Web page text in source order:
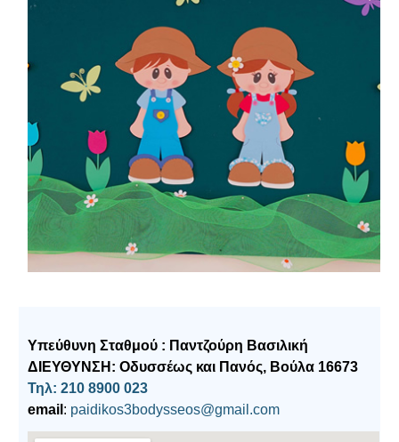
Υπεύθυνη Σταθμού : Παντζούρη Βασιλική
ΔΙΕΥΘΥΝΣΗ: Οδυσσέως και Πανός, Βούλα 16673
Τηλ: 210 8900 023
email : paidikos3bodysseos@gmail.com